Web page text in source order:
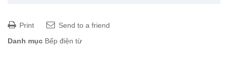
Print
Send to a friend
Danh mục Bếp điện từ